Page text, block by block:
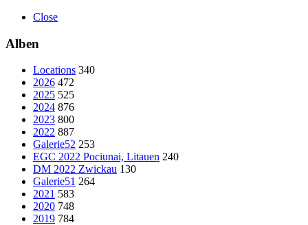
Close
Alben
Locations 340
2026 472
2025 525
2024 876
2023 800
2022 887
Galerie52 253
EGC 2022 Pociunai, Litauen 240
DM 2022 Zwickau 130
Galerie51 264
2021 583
2020 748
2019 784